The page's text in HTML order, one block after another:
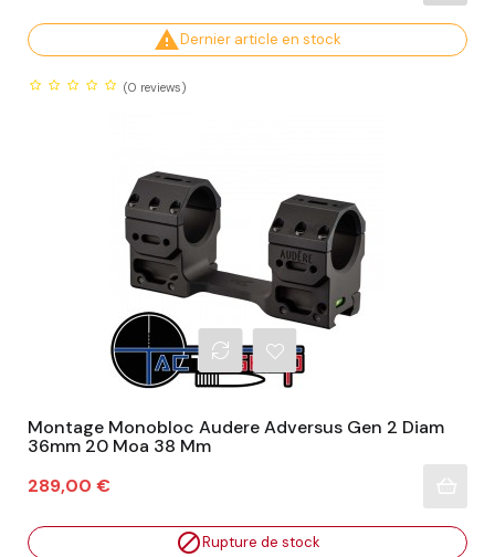
Dernier article en stock
(0 reviews)
Montage Monobloc Audere Adversus Gen 2 Diam
36mm 20 Moa 38 Mm
Prix
289,00 €
Rupture de stock